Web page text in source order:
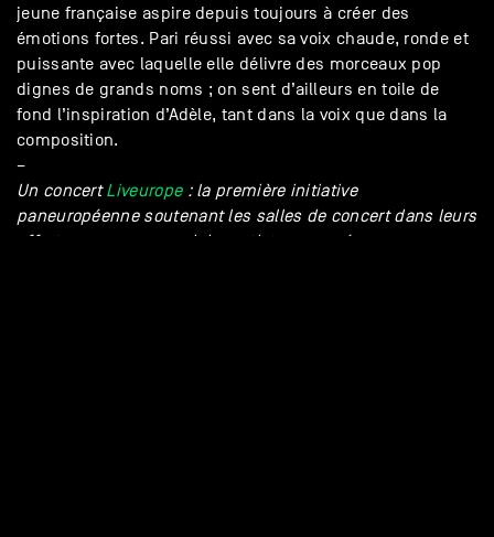
jeune française aspire depuis toujours à créer des
émotions fortes. Pari réussi avec sa voix chaude, ronde et
puissante avec laquelle elle délivre des morceaux pop
dignes de grands noms ; on sent d’ailleurs en toile de
fond l’inspiration d’Adèle, tant dans la voix que dans la
composition.
–
Un concertLiveurope: la première initiative
paneuropéenne soutenant les salles de concert dans leurs
efforts pour promouvoir les artistes européen.ne.s